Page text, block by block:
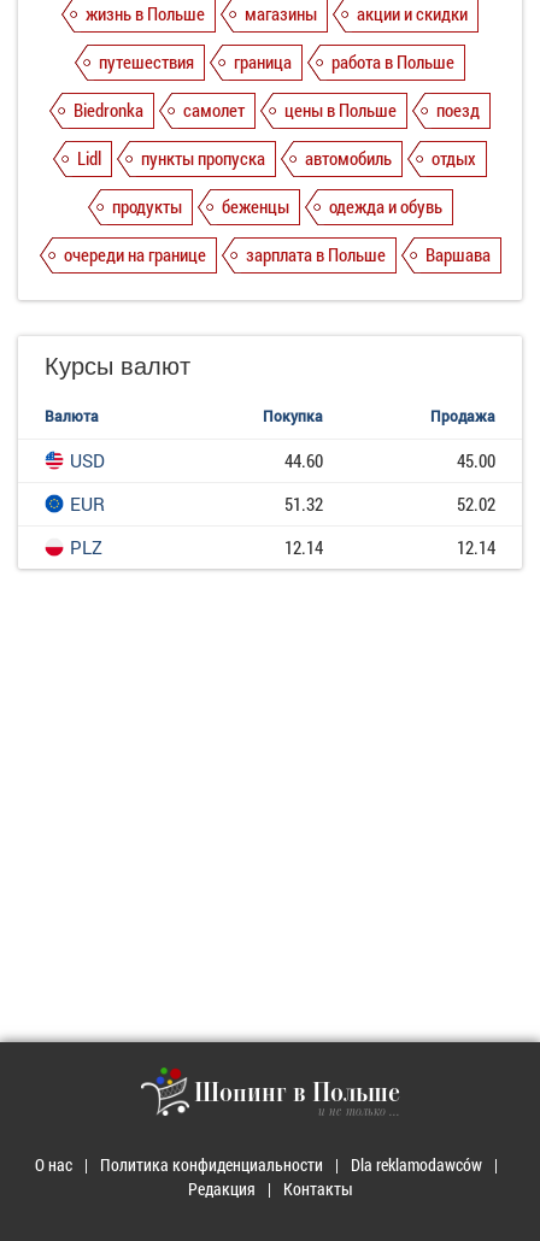
жизнь в Польше магазины
акции и скидки
путешествия
граница
работа в Польше
Biedronka
самолет цены в Польше
поезд
Lidl
пункты пропуска автомобиль
отдых
продукты
беженцы
одежда и обувь
очереди на границе
зарплата в Польше Варшава
Курсы валют
Валюта Покупка Продажа
USD 44.60
45.00
EUR
51.32
52.02
PLZ
12.14 12.14
Шопинг в Польше
и не только ...
О нас Политика конфиденциальности
Dla reklamodawców
Редакция
Контакты